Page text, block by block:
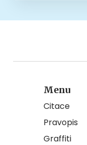
Menu
Citace
Pravopis
Graffiti